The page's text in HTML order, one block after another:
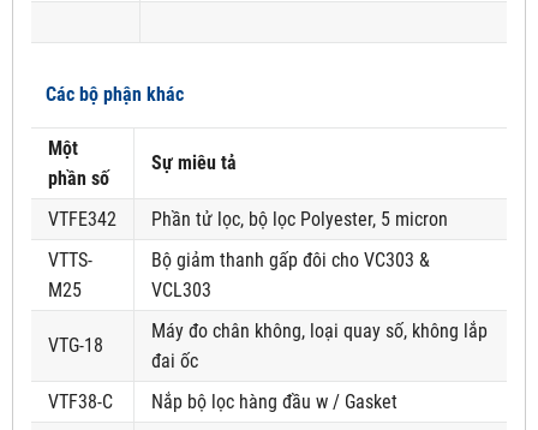
Các bộ phận khác
Một
phần số
Sự miêu tả
VTFE342
Phần tử lọc, bộ lọc Polyester, 5 micron
VTTS-
M25
Bộ giảm thanh gấp đôi cho VC303 &
VCL303
VTG-18
Máy đo chân không, loại quay số, không lắp
đai ốc
VTF38-C
Nắp bộ lọc hàng đầu w / Gasket